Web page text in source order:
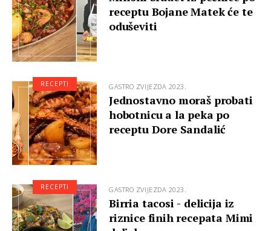
receptu Bojane Matek će te
oduševiti
GASTRO ZVIJEZDA 2023.
Jednostavno moraš probati
hobotnicu a la peka po
receptu Dore Sandalić
RECEPTI
GASTRO ZVIJEZDA 2023.
Birria tacosi - delicija iz
riznice finih recepata Mimi
RECEPTI